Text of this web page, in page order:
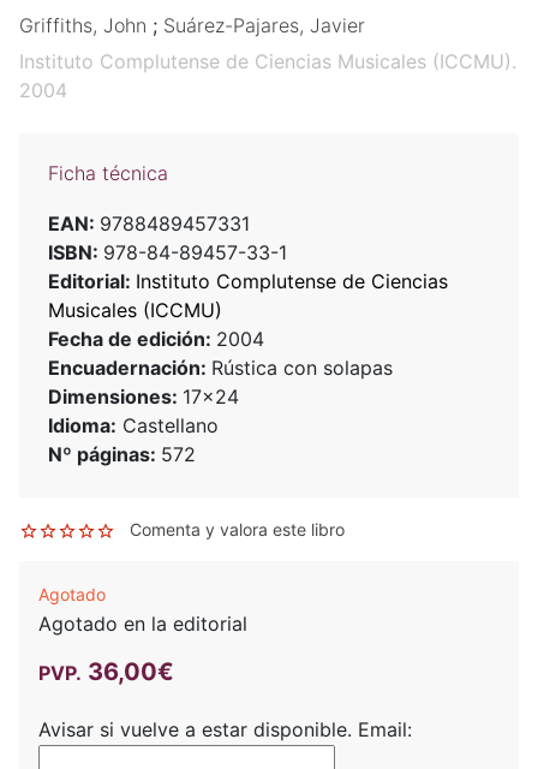
Griffiths, John ; Suárez-Pajares, Javier
Instituto Complutense de Ciencias Musicales (ICCMU).
2004
Ficha técnica
EAN: 9788489457331
ISBN: 978-84-89457-33-1
Editorial: Instituto Complutense de Ciencias
Musicales (ICCMU)
Fecha de edición: 2004
Encuadernación: Rústica con solapas
Dimensiones: 17x24
Idioma: Castellano
Nº páginas: 572
Comenta y valora este libro
Agotado
Agotado en la editorial
PVP. 36,00€
Avisar si vuelve a estar disponible. Email: